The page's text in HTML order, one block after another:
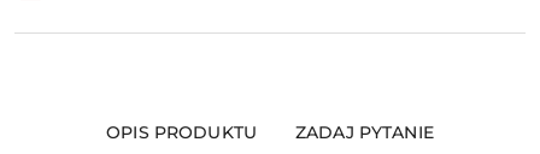
OPIS PRODUKTU ZADAJ PYTANIE